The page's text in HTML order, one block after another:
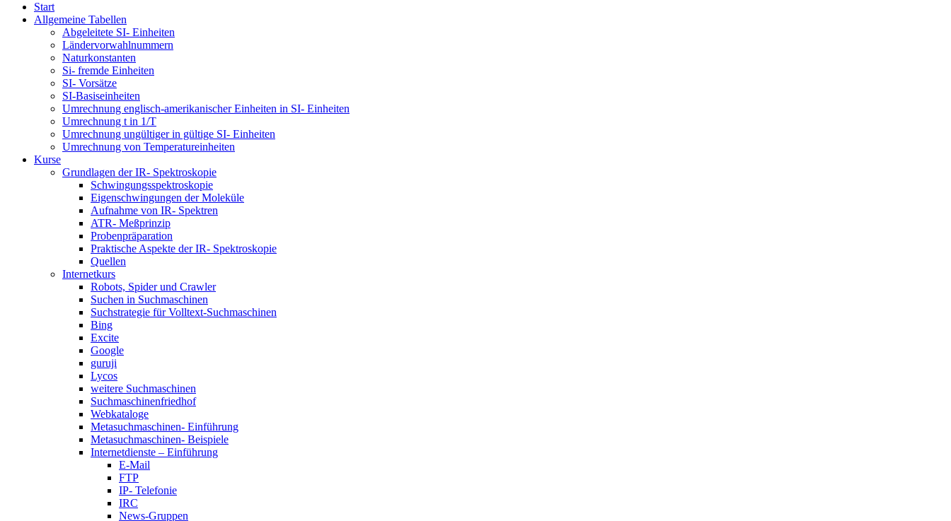
Start
Allgemeine Tabellen
Abgeleitete SI- Einheiten
Ländervorwahlnummern
Naturkonstanten
Si- fremde Einheiten
SI- Vorsätze
SI-Basiseinheiten
Umrechnung englisch-amerikanischer Einheiten in SI- Einheiten
Umrechnung t in 1/T
Umrechnung ungültiger in gültige SI- Einheiten
Umrechnung von Temperatureinheiten
Kurse
Grundlagen der IR- Spektroskopie
Schwingungsspektroskopie
Eigenschwingungen der Moleküle
Aufnahme von IR- Spektren
ATR- Meßprinzip
Probenpräparation
Praktische Aspekte der IR- Spektroskopie
Quellen
Internetkurs
Robots, Spider und Crawler
Suchen in Suchmaschinen
Suchstrategie für Volltext-Suchmaschinen
Bing
Excite
Google
guruji
Lycos
weitere Suchmaschinen
Suchmaschinenfriedhof
Webkataloge
Metasuchmaschinen- Einführung
Metasuchmaschinen- Beispiele
Internetdienste – Einführung
E-Mail
FTP
IP- Telefonie
IRC
News-Gruppen